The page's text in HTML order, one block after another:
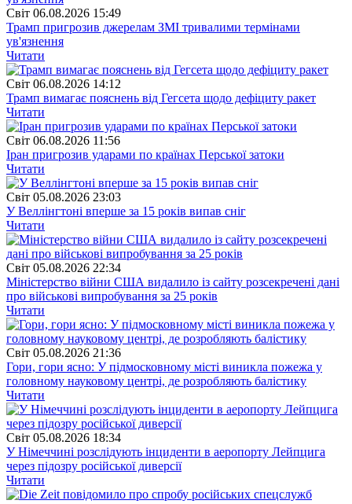
Свiт 06.08.2026 15:49
Трамп пригрозив джерелам ЗМІ тривалими термінами
ув'язнення
Читати
Свiт 06.08.2026 14:12
Трамп вимагає пояснень від Гегсета щодо дефіциту ракет
Читати
Свiт 06.08.2026 11:56
Іран пригрозив ударами по країнах Перської затоки
Читати
Свiт 05.08.2026 23:03
У Веллінгтоні вперше за 15 років випав сніг
Читати
Свiт 05.08.2026 22:34
Міністерство війни США видалило із сайту розсекречені дані
про військові випробування за 25 років
Читати
Свiт 05.08.2026 21:36
Гори, гори ясно: У підмосковному місті виникла пожежа у
головному науковому центрі, де розробляють балістику
Читати
Свiт 05.08.2026 18:34
У Німеччині розслідують інциденти в аеропорту Лейпцига
через підозру російської диверсії
Читати